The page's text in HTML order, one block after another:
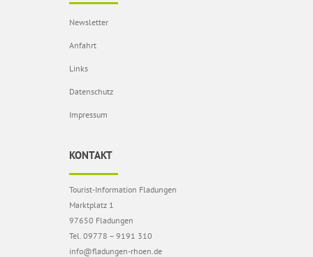
Newsletter
Anfahrt
Links
Datenschutz
Impressum
KONTAKT
Tourist-Information Fladungen
Marktplatz 1
97650 Fladungen
Tel. 09778 – 9191 310
info@fladungen-rhoen.de